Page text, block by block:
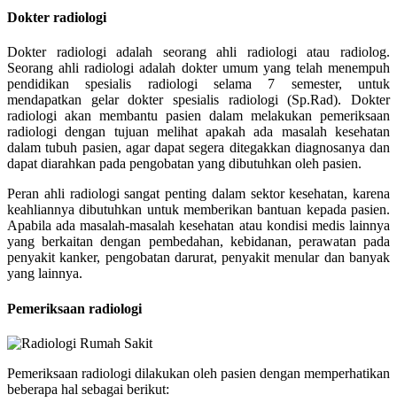
Dokter radiologi
Dokter radiologi adalah seorang ahli radiologi atau radiolog.
Seorang ahli radiologi adalah dokter umum yang telah menempuh
pendidikan spesialis radiologi selama 7 semester, untuk
mendapatkan gelar dokter spesialis radiologi (Sp.Rad). Dokter
radiologi akan membantu pasien dalam melakukan pemeriksaan
radiologi dengan tujuan melihat apakah ada masalah kesehatan
dalam tubuh pasien, agar dapat segera ditegakkan diagnosanya dan
dapat diarahkan pada pengobatan yang dibutuhkan oleh pasien.
Peran ahli radiologi sangat penting dalam sektor kesehatan, karena
keahliannya dibutuhkan untuk memberikan bantuan kepada pasien.
Apabila ada masalah-masalah kesehatan atau kondisi medis lainnya
yang berkaitan dengan pembedahan, kebidanan, perawatan pada
penyakit kanker, pengobatan darurat, penyakit menular dan banyak
yang lainnya.
Pemeriksaan radiologi
Pemeriksaan radiologi dilakukan oleh pasien dengan memperhatikan
beberapa hal sebagai berikut: